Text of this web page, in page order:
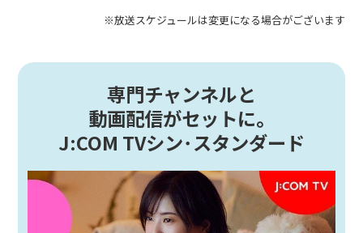
※放送スケジュールは変更になる場合がございます
専門チャンネルと
動画配信がセットに。
J:COM TVシン･スタンダード